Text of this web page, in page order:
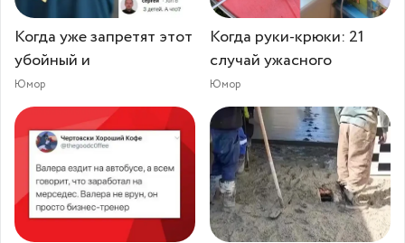
Когда уже запретят этот
убойный и
Юмор
Когда руки-крюки: 21
случай ужасного
Юмор